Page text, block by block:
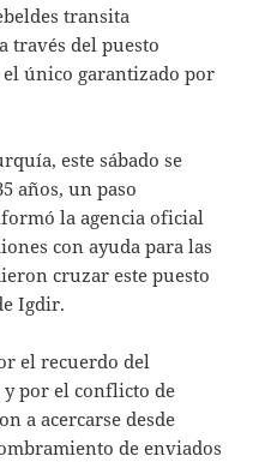
transita
través del puesto
único garantizado por
este sábado se
años, un paso
la agencia oficial
con ayuda para las
cruzar este puesto
Igdir.
el recuerdo del
y por el conflicto de
a acercarse desde
de enviados